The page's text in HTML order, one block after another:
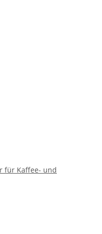
für Kaffee- und